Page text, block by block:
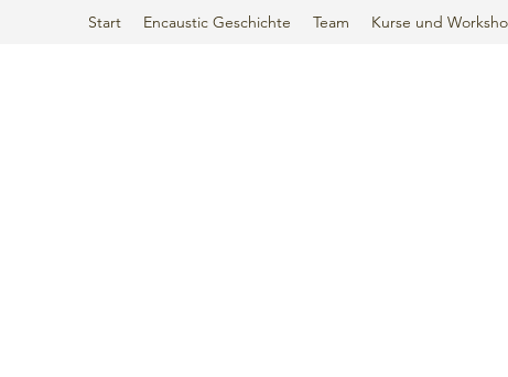
Start Encaustic Geschichte Team Kurse und